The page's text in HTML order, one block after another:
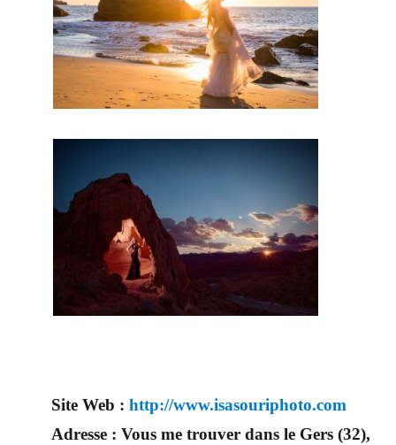
Site Web : http://www.isasouriphoto.com
Adresse : Vous me trouver dans le Gers (32),